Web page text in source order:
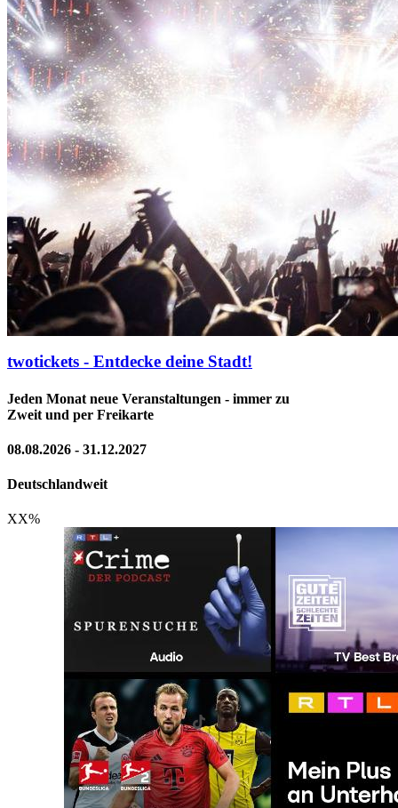
twotickets - Entdecke deine Stadt!
Jeden Monat neue Veranstaltungen - immer zu
Zweit und per Freikarte
08.08.2026 - 31.12.2027
Deutschlandweit
XX%